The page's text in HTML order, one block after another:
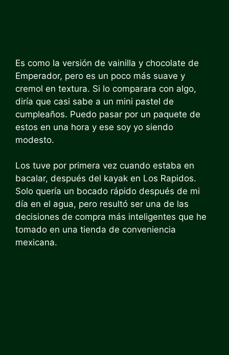
Es como la versión de vainilla y chocolate de
Emperador, pero es un poco más suave y
cremol en textura. Si lo comparara con algo,
diría que casi sabe a un mini pastel de
cumpleaños. Puedo pasar por un paquete de
estos en una hora y ese soy yo siendo
modesto.
Los tuve por primera vez cuando estaba en
bacalar, después del kayak en Los Rapidos.
Solo quería un bocado rápido después de mi
día en el agua, pero resultó ser una de las
decisiones de compra más inteligentes que he
tomado en una tienda de conveniencia
mexicana.